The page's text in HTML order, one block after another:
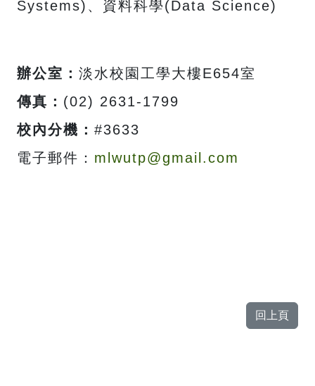
Systems)、資料科學(Data Science)
辦公室： 淡水校園工學大樓E654室
傳真： (02) 2631-1799
校內分機： #3633
電子郵件： mlwutp@gmail.com
回上頁